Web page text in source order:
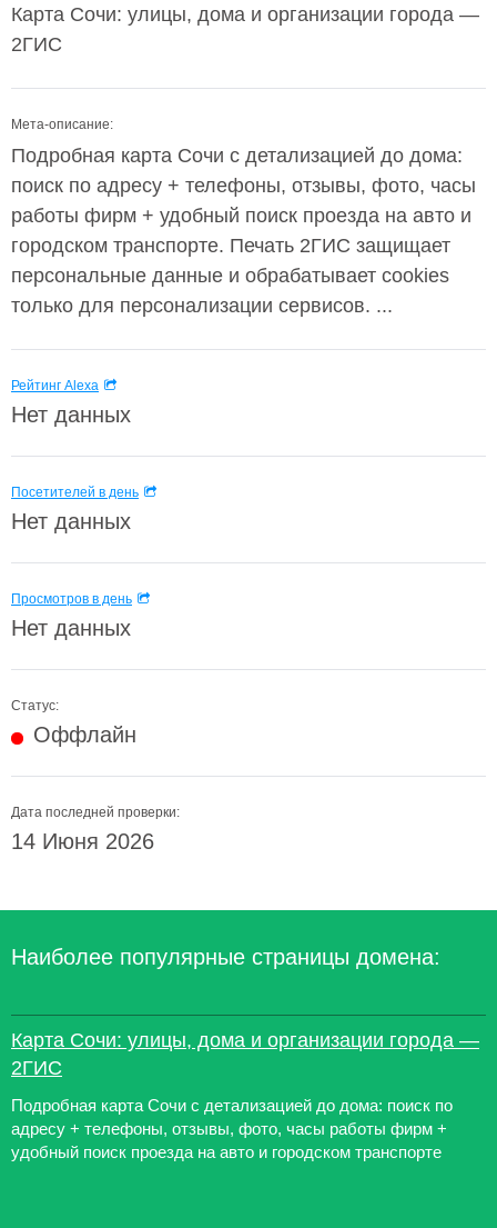
Карта Сочи: улицы, дома и организации города —
2ГИС
Мета-описание:
Подробная карта Сочи с детализацией до дома:
поиск по адресу + телефоны, отзывы, фото, часы
работы фирм + удобный поиск проезда на авто и
городском транспорте. Печать 2ГИС защищает
персональные данные и обрабатывает cookies
только для персонализации сервисов. ...
Рейтинг Alexa
Нет данных
Посетителей в день
Нет данных
Просмотров в день
Нет данных
Статус:
Оффлайн
Дата последней проверки:
14 Июня 2026
Наиболее популярные страницы домена:
Карта Сочи: улицы, дома и организации города —
2ГИС
Подробная карта Сочи с детализацией до дома: поиск по
адресу + телефоны, отзывы, фото, часы работы фирм +
удобный поиск проезда на авто и городском транспорте